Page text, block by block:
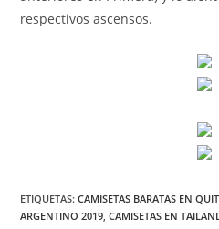
respectivos ascensos.
ETIQUETAS:CAMISETAS BARATAS EN
ARGENTINO 2019, CAMISETAS EN